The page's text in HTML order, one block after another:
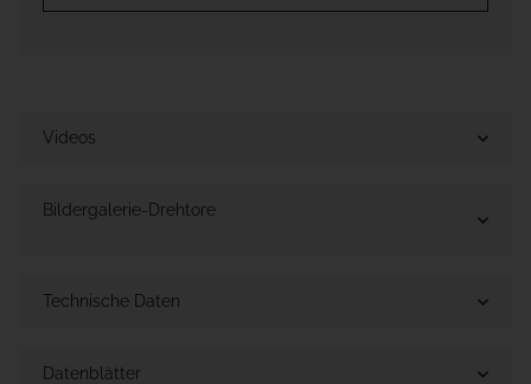
Videos
Bildergalerie-Drehtore
Technische Daten
Datenblätter